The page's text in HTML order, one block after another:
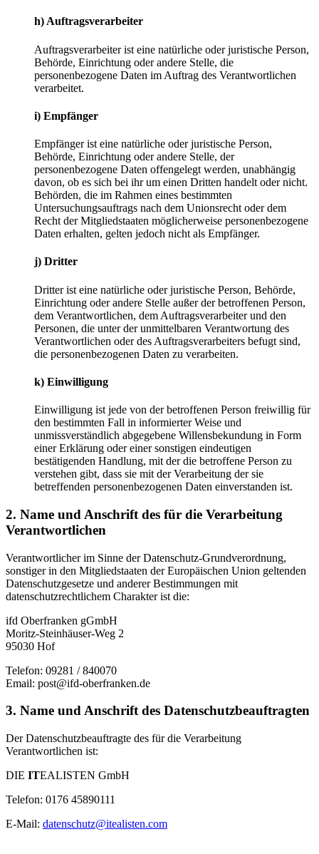
h) Auftragsverarbeiter
Auftragsverarbeiter ist eine natürliche oder juristische Person,
Behörde, Einrichtung oder andere Stelle, die
personenbezogene Daten im Auftrag des Verantwortlichen
verarbeitet.
i) Empfänger
Empfänger ist eine natürliche oder juristische Person,
Behörde, Einrichtung oder andere Stelle, der
personenbezogene Daten offengelegt werden, unabhängig
davon, ob es sich bei ihr um einen Dritten handelt oder nicht.
Behörden, die im Rahmen eines bestimmten
Untersuchungsauftrags nach dem Unionsrecht oder dem
Recht der Mitgliedstaaten möglicherweise personenbezogene
Daten erhalten, gelten jedoch nicht als Empfänger.
j) Dritter
Dritter ist eine natürliche oder juristische Person, Behörde,
Einrichtung oder andere Stelle außer der betroffenen Person,
dem Verantwortlichen, dem Auftragsverarbeiter und den
Personen, die unter der unmittelbaren Verantwortung des
Verantwortlichen oder des Auftragsverarbeiters befugt sind,
die personenbezogenen Daten zu verarbeiten.
k) Einwilligung
Einwilligung ist jede von der betroffenen Person freiwillig für
den bestimmten Fall in informierter Weise und
unmissverständlich abgegebene Willensbekundung in Form
einer Erklärung oder einer sonstigen eindeutigen
bestätigenden Handlung, mit der die betroffene Person zu
verstehen gibt, dass sie mit der Verarbeitung der sie
betreffenden personenbezogenen Daten einverstanden ist.
2. Name und Anschrift des für die Verarbeitung
Verantwortlichen
Verantwortlicher im Sinne der Datenschutz-Grundverordnung,
sonstiger in den Mitgliedstaaten der Europäischen Union geltenden
Datenschutzgesetze und anderer Bestimmungen mit
datenschutzrechtlichem Charakter ist die:
ifd Oberfranken gGmbH
Moritz-Steinhäuser-Weg 2
95030 Hof
Telefon: 09281 / 840070
Email: post@ifd-oberfranken.de
3. Name und Anschrift des Datenschutzbeauftragten
Der Datenschutzbeauftragte des für die Verarbeitung
Verantwortlichen ist:
DIE ITEALISTEN GmbH
Telefon: 0176 45890111
E-Mail: datenschutz@itealisten.com